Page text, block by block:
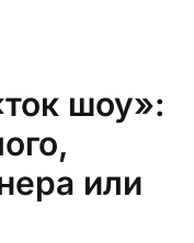
шоу»:
или